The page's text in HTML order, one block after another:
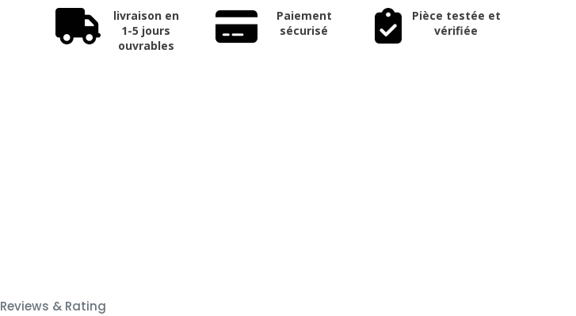
livraison en
1-5 jours
ouvrables
Paiement
sécurisé
Pièce testée et
vérifiée
Reviews & Rating